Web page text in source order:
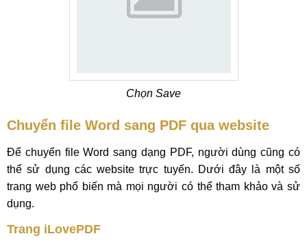
Chọn Save
Chuyển file Word sang PDF qua website
Để chuyển file Word sang dạng PDF, người dùng cũng có
thể sử dụng các website trực tuyến. Dưới đây là một số
trang web phổ biến mà mọi người có thể tham khảo và sử
dụng.
Trang iLovePDF